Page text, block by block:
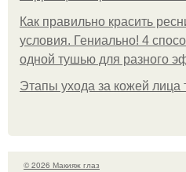
Как правильно красить
условия. Гениально! 4
одной тушью для разного
Этапы ухода за кожей лица
© 2026 Макияж глаз